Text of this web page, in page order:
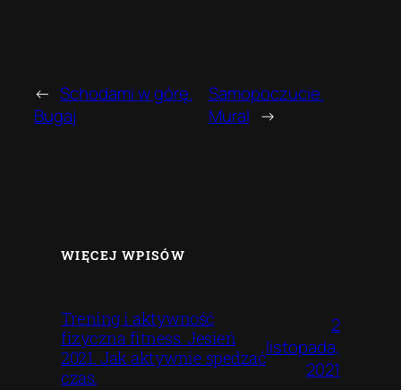
← Schodami w górę.
Bugaj
Samopoczucie.
Mural →
WIĘCEJ WPISÓW
Trening i aktywność
fizyczna fitness. Jesień
2021. Jak aktywnie spedzać
czas.
2
listopada,
2021